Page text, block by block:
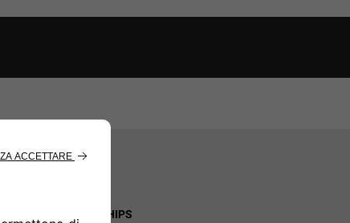
PARTNERSHIPS